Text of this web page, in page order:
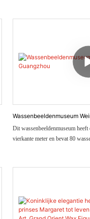
Wassenbeeldenmuseum
Dit wassenbeeldenmuseum
vierkante meter en bevat 80